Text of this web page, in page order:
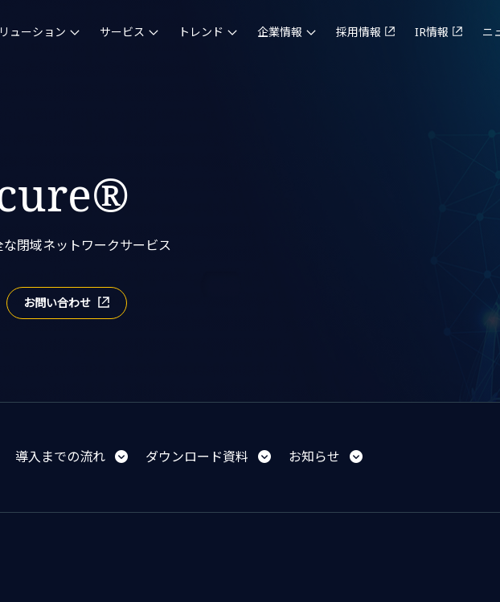
ューション サービス トレンド 企業情報 採用情報 IR情報 ニ
閉域ネットワークサービス
お問い合わせ
導入までの流れ ダウンロード資料 お知らせ